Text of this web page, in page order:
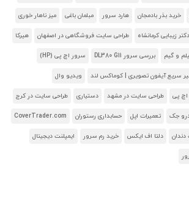
خرید بذر بادمجان هارد سرور مبلمان باغی میز ناهار خوری
زیبایی کرمانشاه طراحی سایت فروشگاهی در اصفهان هیرکا
و گیم بررسی سرور DL380 G11 سرور اچ پی (HP)
سریع آیفون تصویری | کوماکس لند ویدیو وال
پی طراحی سایت در مشهد دستیاری طراحی سایت در کرج
جک تعمیرات اپل حسابداری رستوران CoverTrader.com
دندان دلتا اف ایکس خرید رم سرور ایمپلنت دیجیتال